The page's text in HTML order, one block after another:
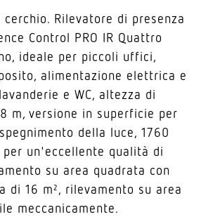
Rilevatore di presenza
Control PRO IR Quattro
ideale per piccoli uffici,
alimentazione elettrica e
e WC, altezza di
m, versione in superficie per
della luce, 1760
un'eccellente qualità di
su area quadrata con
di 16 m², rilevamento su area
meccanicamente.